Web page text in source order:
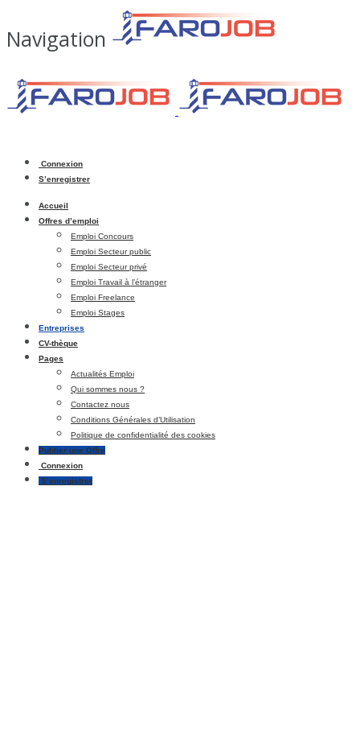
Navigation
Connexion
S’enregistrer
Accueil
Offres d’emploi
Emploi Concours
Emploi Secteur public
Emploi Secteur privé
Emploi Travail à l’étranger
Emploi Freelance
Emploi Stages
Entreprises
CV-thèque
Pages
Actualités Emploi
Qui sommes nous ?
Contactez nous
Conditions Générales d’Utilisation
Politique de confidentialité des cookies
Publier une Offre
Connexion
S’enregistrer